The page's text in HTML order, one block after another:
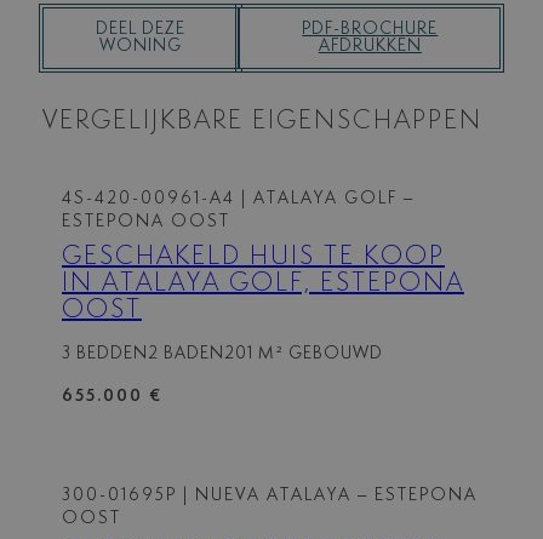
DEEL DEZE
WONING
PDF-BROCHURE
AFDRUKKEN
VERGELIJKBARE EIGENSCHAPPEN
4S-420-00961-A4
| ATALAYA GOLF –
ESTEPONA OOST
GESCHAKELD HUIS TE KOOP
IN ATALAYA GOLF, ESTEPONA
OOST
3 BEDDEN 2 BADEN 201 M² GEBOUWD
655.000 €
300-01695P
| NUEVA ATALAYA – ESTEPONA
OOST